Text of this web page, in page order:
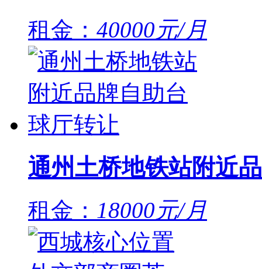
租金： 40000元/月
通州土桥地铁站附近
租金： 18000元/月